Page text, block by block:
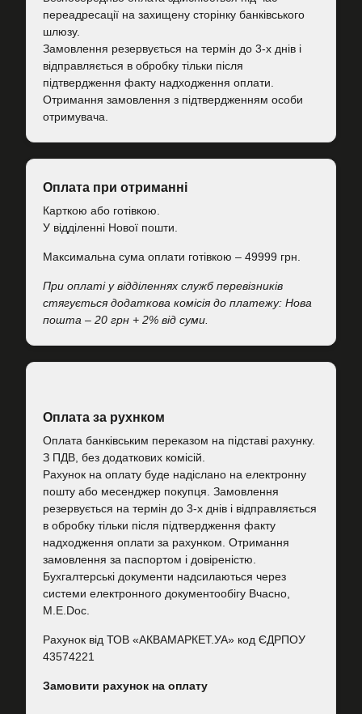
переадресації на захищену сторінку банківського
шлюзу.
Замовлення резервується на термін до 3-х днів і
відправляється в обробку тільки після
підтвердження факту надходження оплати.
Отримання замовлення з підтвердженням особи
отримувача.
Оплата при отриманні
Карткою або готівкою.
У відділенні Нової пошти.
Максимальна сума оплати готівкою – 49999 грн.
При оплаті у відділеннях служб перевізників
стягується додаткова комісія до платежу: Нова
пошта – 20 грн + 2% від суми.
Оплата за рухнком
Оплата банківським переказом на підставі рахунку.
З ПДВ, без додаткових комісій.
Рахунок на оплату буде надіслано на електронну
пошту або месенджер покупця. Замовлення
резервується на термін до 3-х днів і відправляється
в обробку тільки після підтвердження факту
надходження оплати за рахунком. Отримання
замовлення за паспортом і довіреністю.
Бухгалтерські документи надсилаються через
системи електронного документообігу Вчасно,
M.E.Doc.
Рахунок від ТОВ «АКВАМАРКЕТ.УА» код ЄДРПОУ
43574221
Замовити рахунок на оплату